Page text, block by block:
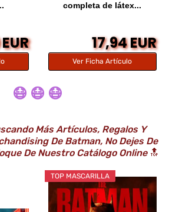
completa de látex...
17,94 EUR
Ver Ficha Artículo
😷 😷 😷
Más Artículos, Regalos Y
De Batman, No Dejes De
De Nuestro Catálogo Online🔝
TOP MASCARILLA